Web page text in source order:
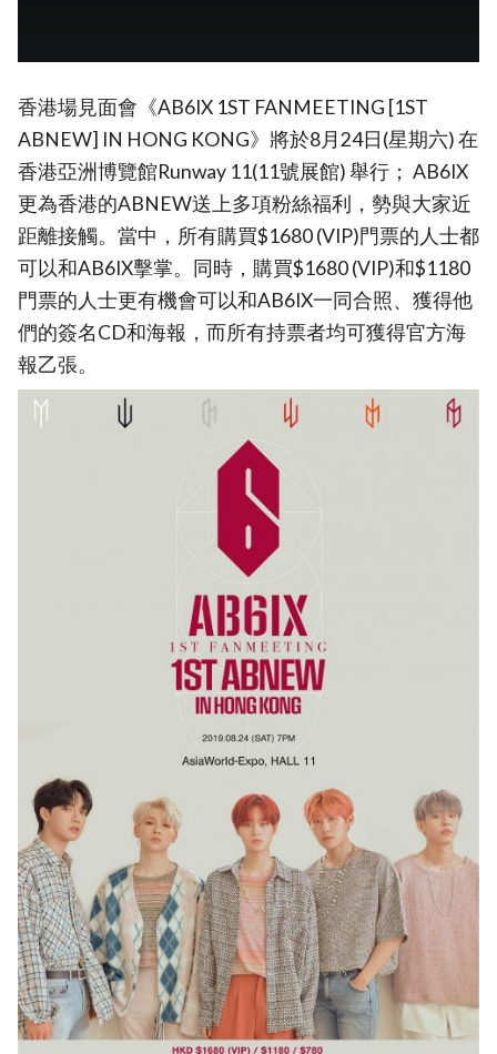
香港場見面會《AB6IX 1ST FANMEETING [1ST
ABNEW] IN HONG KONG》將於8月24日(星期六) 在
香港亞洲博覽館Runway 11(11號展館) 舉行； AB6IX
更為香港的ABNEW送上多項粉絲福利，勢與大家近
距離接觸。當中，所有購買$1680 (VIP)門票的人士都
可以和AB6IX擊掌。同時，購買$1680 (VIP)和$1180
門票的人士更有機會可以和AB6IX一同合照、獲得他
們的簽名CD和海報，而所有持票者均可獲得官方海
報乙張。